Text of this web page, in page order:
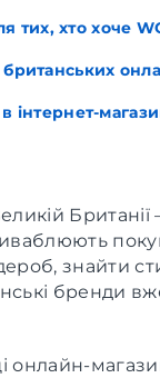
тих, хто хоче
інтернет-
Британії
знайти
бренди
онлайн-